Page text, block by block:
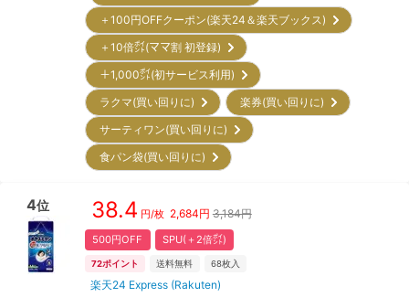
＋100円OFFクーポン(楽天24＆楽天ブックス)
＋10倍㌽(ママ割 初登録)
＋1,000㌽(初サービス利用)
ラクマ(買い回りに)
楽券(買い回りに)
サーティワン(買い回りに)
食パン袋(買い回りに)
4位 38.4 円/枚 2,684円 3,184円
500円OFF SPU(＋2倍㌽)
72ポイント 送料無料 68枚入
楽天24 Express (Rakuten)